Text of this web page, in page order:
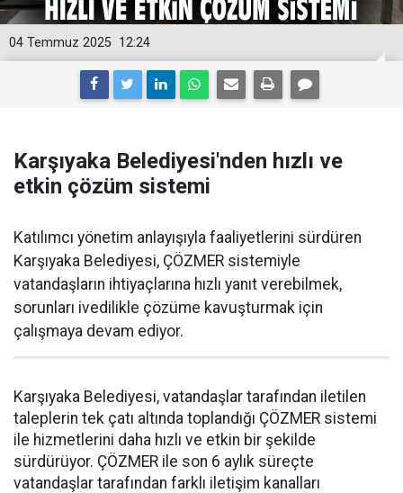
12:24
04 Temmuz 2025
Karşıyaka Belediyesi'nden hızlı ve
etkin çözüm sistemi
Katılımcı yönetim anlayışıyla faaliyetlerini sürdüren
Karşıyaka Belediyesi, ÇÖZMER sistemiyle
vatandaşların ihtiyaçlarına hızlı yanıt verebilmek,
sorunları ivedilikle çözüme kavuşturmak için
çalışmaya devam ediyor.
Karşıyaka Belediyesi, vatandaşlar tarafından iletilen
taleplerin tek çatı altında toplandığı ÇÖZMER sistemi
ile hizmetlerini daha hızlı ve etkin bir şekilde
sürdürüyor. ÇÖZMER ile son 6 aylık süreçte
vatandaşlar tarafından farklı iletişim kanalları